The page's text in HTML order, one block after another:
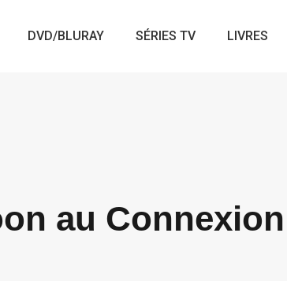
DVD/BLURAY SÉRIES TV LIVRES
au Connexion